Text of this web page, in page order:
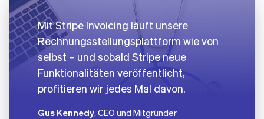
Mit Stripe Invoicing läuft unsere
Rechnungsstellungsplattform wie von
selbst – und sobald Stripe neue
Funktionalitäten veröffentlicht,
profitieren wir jedes Mal davon.
Gus Kennedy, CEO und Mitgründer